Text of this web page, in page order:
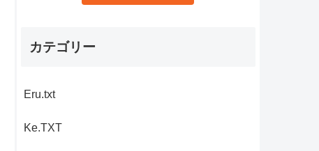
カテゴリー
Eru.txt
Ke.TXT